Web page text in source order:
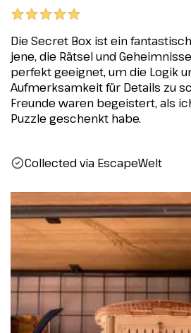
Die Secret Box ist ein
jene, die Rätsel und
perfekt geeignet, um die Logik
Aufmerksamkeit für Details zu
Freunde waren begeistert, als
Puzzle geschenkt habe.
Collected via EscapeWelt